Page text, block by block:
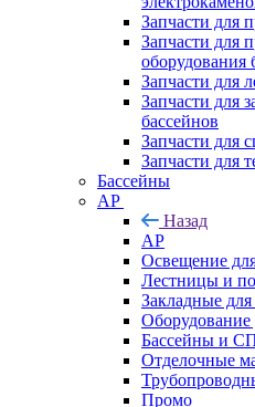
Запчасти для
Запчасти для
оборудования
Запчасти для
Запчасти для
бассейнов
Запчасти для
Запчасти для
Бассейны
AP
Назад
AP
Освещение
Лестницы и
Закладные для
Оборудование
Бассейны и
Отделочные
Промо